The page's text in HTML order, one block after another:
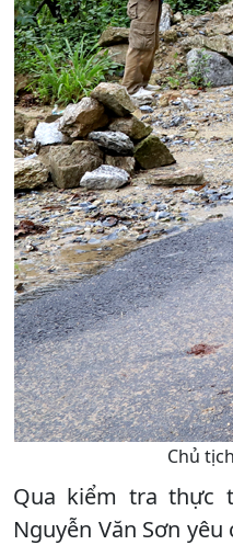
Chủ
Qua kiểm tra thực
Nguyễn Văn Sơn